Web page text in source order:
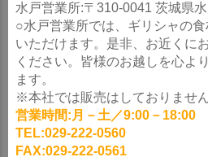
水戸営業所:〒310-0041 茨城県
○水戸営業所では、ギリシャの
いただけます。是非、お近くに
ください。皆様のお越しを心よ
ます。
※本社では販売はしておりません
営業時間:月－土／9:00－18:00
TEL:029-222-0560
FAX:029-222-0561